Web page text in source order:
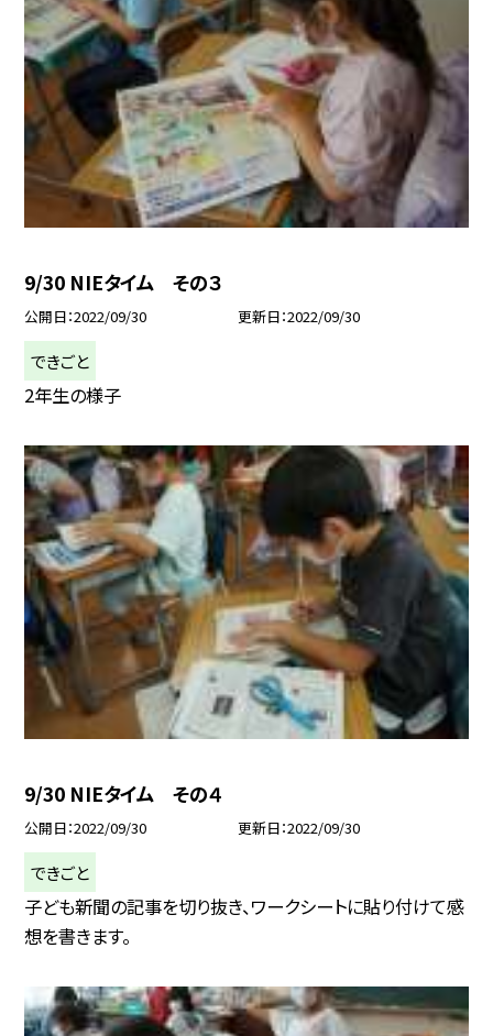
9/30 NIEタイム その３
公開日 2022/09/30 更新日 2022/09/30
できごと
2年生の様子
9/30 NIEタイム その４
公開日 2022/09/30 更新日 2022/09/30
できごと
子ども新聞の記事を切り抜き、ワークシートに貼り付けて感
想を書きます。